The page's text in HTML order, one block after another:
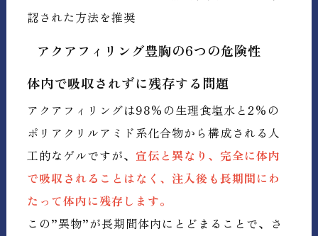
認された方法を推奨
アクアフィリング豊胸の6つの危険性
体内で吸収されずに残存する問題
アクアフィリングは98%の生理食塩水と2%の
ポリアクリルアミド系化合物から構成される人
工的なゲルですが、宣伝と異なり、完全に体内
で吸収されることはなく、注入後も長期間にわ
たって体内に残存します。
この”異物”が長期間体内にとどまることで、さ